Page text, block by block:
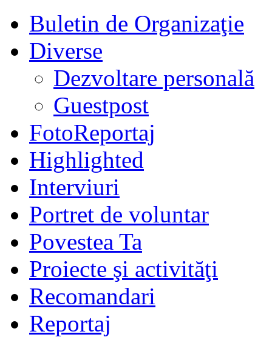
Buletin de Organizaţie
Diverse
Dezvoltare personală
Guestpost
FotoReportaj
Highlighted
Interviuri
Portret de voluntar
Povestea Ta
Proiecte şi activităţi
Recomandari
Reportaj